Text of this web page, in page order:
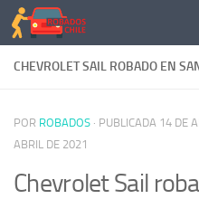
Saltar al contenido
CHEVROLET SAIL ROBADO EN
POR ROBADOS · PUBLICADA 14 DE
ABRIL DE 2021
Chevrolet Sail